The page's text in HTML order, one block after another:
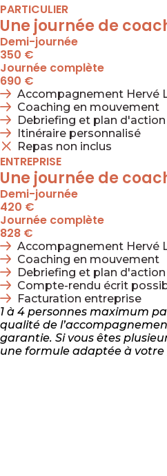
PARTICULIER
Une journée de
Demi-journée
350 €
Journée complète
690 €
Accompagnement Hervé
Coaching en mouvement
Debriefing et plan d'action
Itinéraire personnalisé
Repas non inclus
ENTREPRISE
Une journée de
Demi-journée
420 €
Journée complète
828 €
Accompagnement Hervé
Coaching en mouvement
Debriefing et plan d'action
Compte-rendu écrit
Facturation entreprise
1 à 4 personnes maximum
qualité de
garantie. Si vous êtes
une formule adaptée à votre